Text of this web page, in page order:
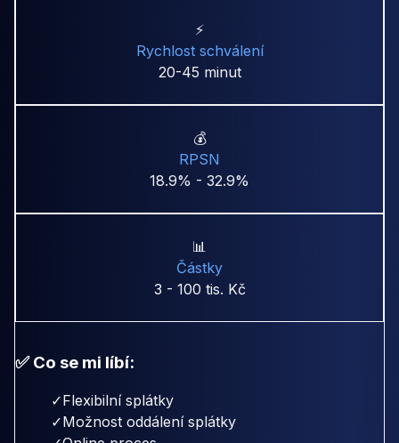
⚡
Rychlost schválení
20-45 minut
💰
RPSN
18.9% - 32.9%
📊
Částky
3 - 100 tis. Kč
✅ Co se mi líbí:
✓Flexibilní splátky
✓Možnost oddálení splátky